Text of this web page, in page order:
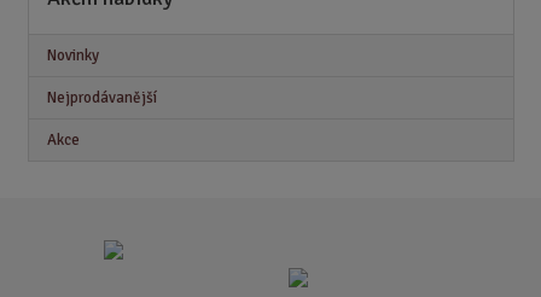
Novinky
Nejprodávanější
Akce